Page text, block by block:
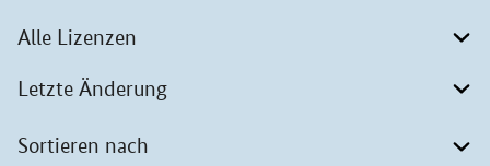
Alle Lizenzen
Letzte Änderung
Sortieren nach